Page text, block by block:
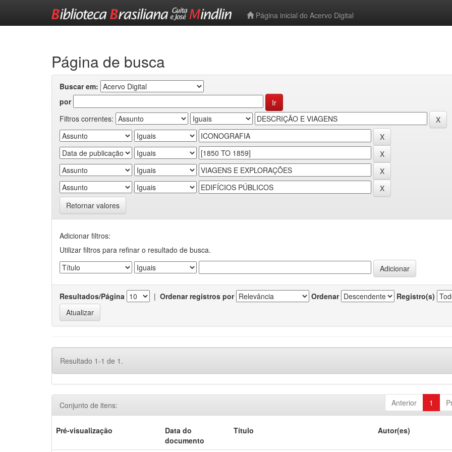
Página inicial do Acervo Digital
Página de busca
Buscar em:
por
Filtros correntes:
Retornar valores
Adicionar filtros:
Utilizar filtros para refinar o resultado de busca.
Resultados/Página | Ordenar registros por Ordenar Registro(s)
Resultado 1-1 de 1.
Anterior 1
Conjunto de itens:
Pré-visualização
Data do
documento
Título Autor(es)